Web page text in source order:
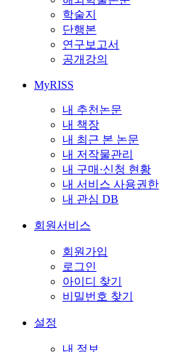
학술지
단행본
연구보고서
공개강의
MyRISS
내 추천논문
내 책장
내 최근 본 논문
내 저작물관리
내 구매·신청 현황
내 서비스 사용권한
내 관심 DB
회원서비스
회원가입
로그인
아이디 찾기
비밀번호 찾기
설정
내 정보